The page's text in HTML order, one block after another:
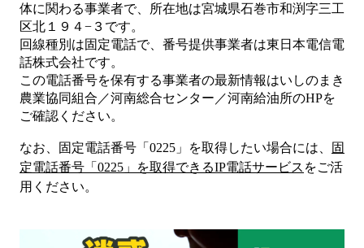
体に関わる事業者で、所在地は宮城県石巻市和渕字三工
区北１９４−３ です。
回線種別は固定電話で、番号提供事業者は東日本電信電
話株式会社です。
この電話番号を保有する事業者の最新情報はいしのまき
農業協同組合／河南総合センター／河南給油所のHPを
ご確認ください。
なお、固定電話番号「 0225 」を取得したい場合には、
固
定電話番号「 0225 」を取得できるIP電話サービス をご活
用ください。